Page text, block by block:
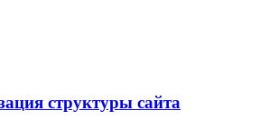
структуры сайта